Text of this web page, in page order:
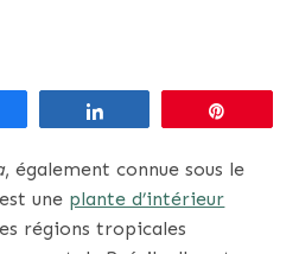
, également connue sous le
une plante d’intérieur
régions tropicales